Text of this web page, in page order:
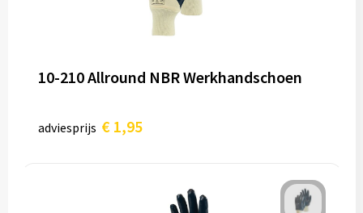
10-210 Allround NBR Werkhandschoen
adviesprijs € 1,95